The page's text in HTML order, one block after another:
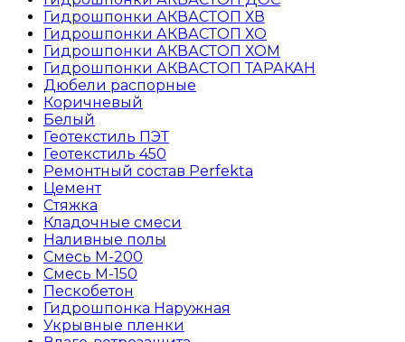
Гидрошпонки АКВАСТОП ХВ
Гидрошпонки АКВАСТОП ХО
Гидрошпонки АКВАСТОП ХОМ
Гидрошпонки АКВАСТОП ТАРАКАН
Дюбели распорные
Коричневый
Белый
Геотекстиль ПЭТ
Геотекстиль 450
Ремонтный состав Perfekta
Цемент
Стяжка
Кладочные смеси
Наливные полы
Смесь М-200
Смесь М-150
Пескобетон
Гидрошпонка Наружная
Укрывные пленки